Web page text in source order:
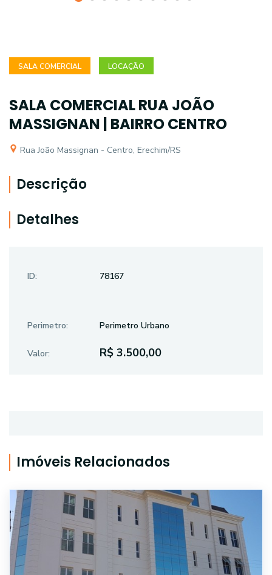
SALA COMERCIAL LOCAÇÃO
SALA COMERCIAL RUA JOÃO
MASSIGNAN | BAIRRO CENTRO
Rua João Massignan - Centro, Erechim/RS
Descrição
Detalhes
ID: 78167
Perimetro: Perimetro Urbano
Valor: R$ 3.500,00
Imóveis Relacionados